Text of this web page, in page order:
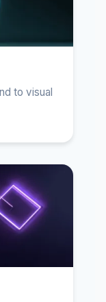
to visual